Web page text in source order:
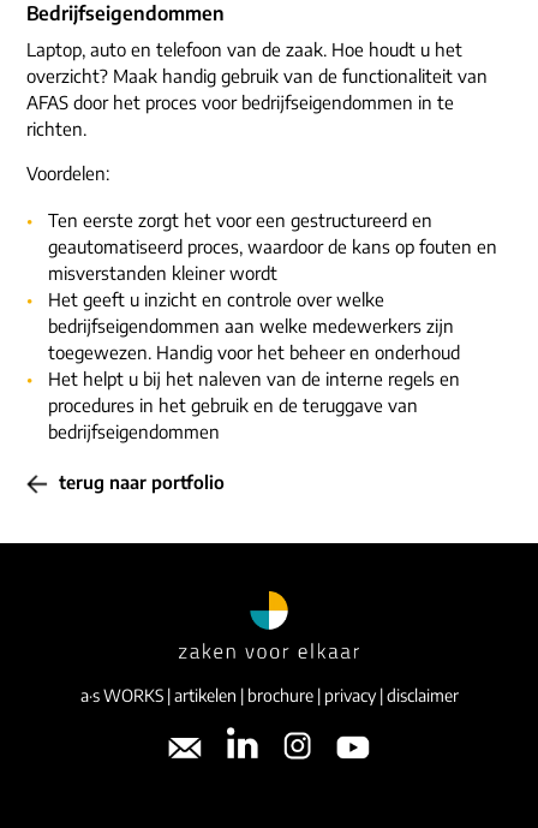
Bedrijfseigendommen
Laptop, auto en telefoon van de zaak. Hoe houdt u het
overzicht? Maak handig gebruik van de functionaliteit van
AFAS door het proces voor bedrijfseigendommen in te
richten.
Voordelen:
Ten eerste zorgt het voor een gestructureerd en
geautomatiseerd proces, waardoor de kans op fouten en
misverstanden kleiner wordt
Het geeft u inzicht en controle over welke
bedrijfseigendommen aan welke medewerkers zijn
toegewezen. Handig voor het beheer en onderhoud
Het helpt u bij het naleven van de interne regels en
procedures in het gebruik en de teruggave van
bedrijfseigendommen
terug naar portfolio
a·s WORKS|artikelen | brochure| privacy|disclaimer